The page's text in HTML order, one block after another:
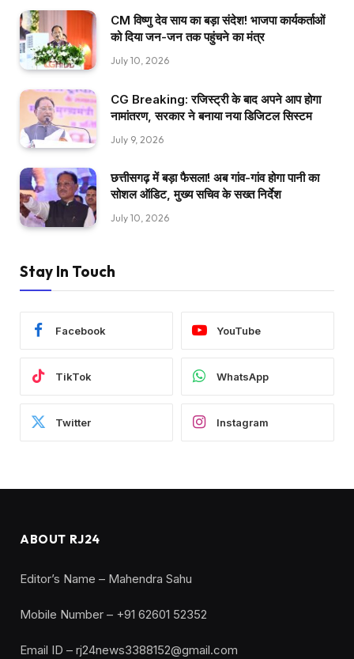
CM विष्णु देव साय का बड़ा संदेश! भाजपा कार्यकर्ताओं
को दिया जन-जन तक पहुंचने का मंत्र
July 10, 2026
CG Breaking: रजिस्ट्री के बाद अपने आप होगा
नामांतरण, सरकार ने बनाया नया डिजिटल सिस्टम
July 9, 2026
छत्तीसगढ़ में बड़ा फैसला! अब गांव-गांव होगा पानी का
सोशल ऑडिट, मुख्य सचिव के सख्त निर्देश
July 10, 2026
Stay In Touch
Facebook YouTube
TikTok WhatsApp
Twitter Instagram
ABOUT RJ24
Editor’s Name – Mahendra Sahu
Mobile Number – +91 62601 52352
Email ID – rj24news3388152@gmail.com